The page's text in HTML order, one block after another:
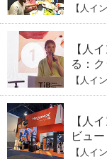
ひと
笑い
【人イ
生地で
【人
る：
ひと
でき
【人イ
生地で
【人
ビュ
る未
【人イ